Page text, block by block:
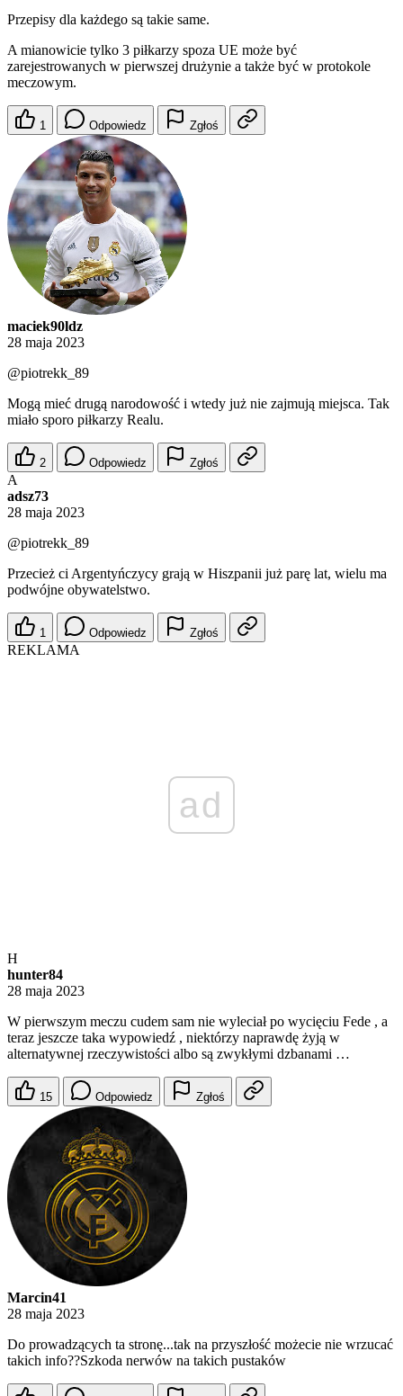
Przepisy dla każdego są takie same.
A mianowicie tylko 3 piłkarzy spoza UE może być
zarejestrowanych w pierwszej drużynie a także być w protokole
meczowym.
1 Odpowiedz Zgłoś
maciek90ldz
28 maja 2023
@piotrekk_89
Mogą mieć drugą narodowość i wtedy już nie zajmują miejsca. Tak
miało sporo piłkarzy Realu.
2 Odpowiedz Zgłoś
A
adsz73
28 maja 2023
@piotrekk_89
Przecież ci Argentyńczycy grają w Hiszpanii już parę lat, wielu ma
podwójne obywatelstwo.
1 Odpowiedz Zgłoś
REKLAMA
ad
H
hunter84
28 maja 2023
W pierwszym meczu cudem sam nie wyleciał po wycięciu Fede , a
teraz jeszcze taka wypowiedź , niektórzy naprawdę żyją w
alternatywnej rzeczywistości albo są zwykłymi dzbanami …
15 Odpowiedz Zgłoś
Marcin41
28 maja 2023
Do prowadzących ta stronę...tak na przyszłość możecie nie wrzucać
takich info??Szkoda nerwów na takich pustaków